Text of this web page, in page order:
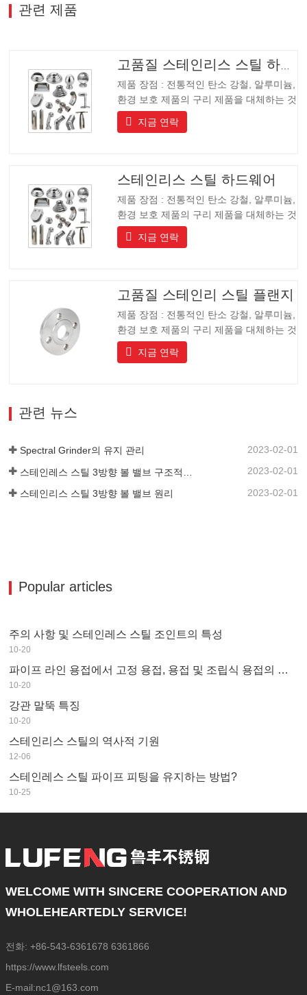
관련 제품
제품 장점 : 전통적인 탄소 강철, 알루미늄,
환경 보호 제품의 구리 제품을 대체하는 것
입니다, 제품은 긴 수명을 가지고 긴 수명,
아름다운 외관, 산 및 알칼리 저항, 내식성.
지금 연락
스테인리스 스틸 하드웨어
제품 장점 : 전통적인 탄소 강철, 알루미늄,
환경 보호 제품의 구리 제품을 대체하는 것
입니다, 제품은 긴 수명을 가지고 긴 수명,
아름다운 외관, 산 및 알칼리 저항, 내식성.
지금 연락
고품질 스테인리 스틸 플랜지
제품 장점 : 전통적인 탄소 강철, 알루미늄,
환경 보호 제품의 구리 제품을 대체하는 것
입니다, 제품은 긴 수명을 가지고 긴 수명,
아름다운 외관, 산 및 알칼리 저항, 내식성.
지금 연락
관련 뉴스
Spectral Grinder의 유지 관리 2023-02-01
2023-02-01
스테인리스 스틸 3방향 볼 밸브 원리 2023-02-01
Popular articles
주의 사항 및 스테인레스 스틸 조인트의 특성
10-20
파이프 라인 용접에서 고정 용접, 용접 및 조립식 용접의 차이점
10-20
강관 말뚝 특징
10-20
스테인리스 스틸의 역사적 기원
12-06
스테인레스 스틸 파이프 피팅을 유지하는 방법?
10-25
WELCOME WITH SINCERE COOPERATION AND
WHOLEHEARTEDLY SERVICE!
전화: +86-543-6361678 6361866
https://www.lfsteels.com
E-mail:nc1@163.com